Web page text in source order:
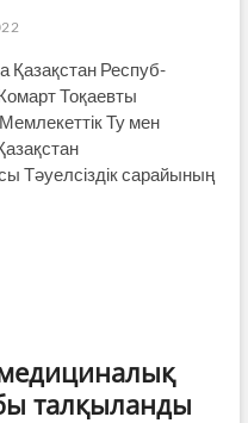
Қазақстан Респуб­
Тоқаевты
Ту мен
Тәуелсіздік сарайының
медициналық
талқыланды